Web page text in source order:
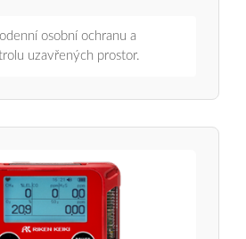
osobní ochranu a
uzavřených prostor.